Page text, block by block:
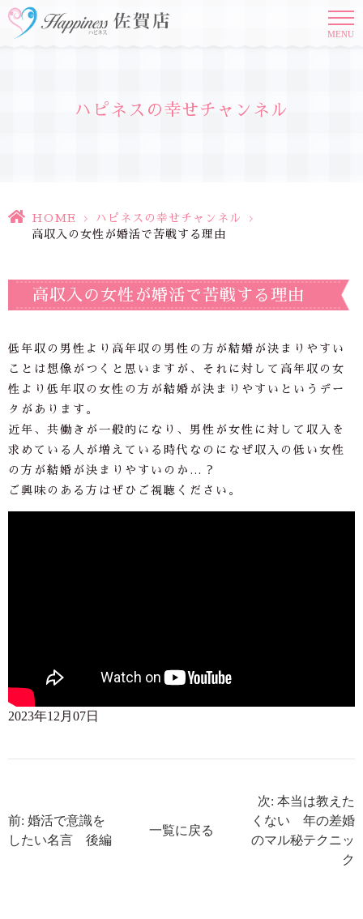
MENU
ハピネスの幸せチャンネル
HOME > ハピネスの幸せチャンネル
>
高収入の女性が婚活で苦戦する理由
高収入の女性が婚活で苦戦する理由
低年収の男性より高年収の男性の方が結婚が決まりやすい
ことは想像がつくと思いますが、それに対して高年収の女
性より低年収の女性の方が結婚が決まりやすいというデー
タがあります。
近年、共働きが一般的になり、男性が女性に対して収入を
求めている人が増えている時代なのになぜ収入の低い女性
の方が結婚が決まりやすいのか…？
ご興味のある方はぜひご視聴ください。
2023年12月07日
前: 婚活で意識を
したい名言 後編
一覧に戻る
次: 本当は教えた
くない 年の差婚
のマル秘テクニッ
ク